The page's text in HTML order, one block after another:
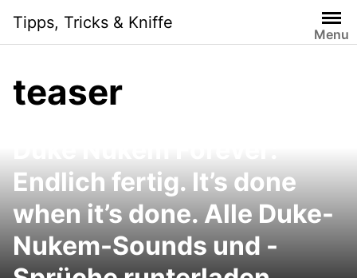
content
Tipps, Tricks & Kniffe
Menu
teaser
Endlich fertig. It’s done
when it’s done. Alle Duke-
Nukem-Sounds und -